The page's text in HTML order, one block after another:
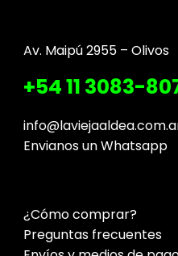
Av. Maipú 2955 – Olivos
+54 11 3083-
Envianos un Whatsapp
¿Cómo comprar?
Preguntas frecuentes